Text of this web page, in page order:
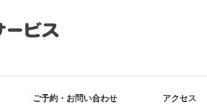
ご予約・お問い合わせ アクセス